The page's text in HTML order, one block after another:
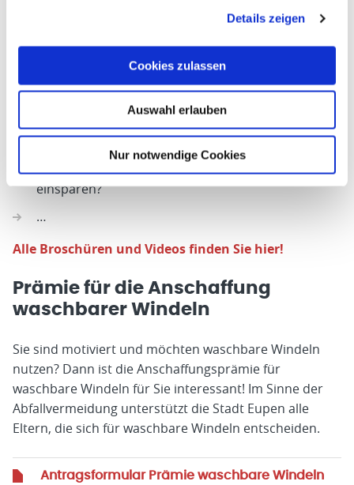
Details zeigen
Cookies zulassen
Auswahl erlauben
Nur notwendige Cookies
in den Tagesstätten zugeschnitten sind.
Die Videos beantworten Fragen wie zum Beispiel:
Welche waschbaren Windeln soll ich wählen?
Wie kann ich meine waschbaren Windeln waschen?
Wo kann ich waschbare Windeln kaufen?
Wie viel kann ich mit waschbaren Windeln
einsparen?
…
Alle Broschüren und Videos finden Sie hier!
Prämie für die Anschaffung
waschbarer Windeln
Sie sind motiviert und möchten waschbare Windeln
nutzen? Dann ist die Anschaffungsprämie für
waschbare Windeln für Sie interessant! Im Sinne der
Abfallvermeidung unterstützt die Stadt Eupen alle
Eltern, die sich für waschbare Windeln entscheiden.
Antragsformular Prämie waschbare Windeln